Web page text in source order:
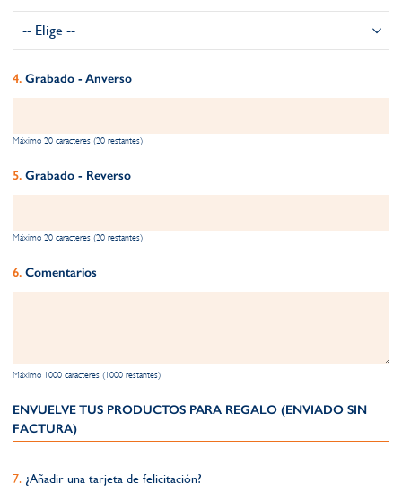
Grabado - Anverso
Máximo 20 caracteres (20 restantes)
Grabado - Reverso
Máximo 20 caracteres (20 restantes)
Comentarios
Máximo 1000 caracteres (1000 restantes)
ENVUELVE TUS PRODUCTOS PARA REGALO (ENVIADO SIN
FACTURA)
¿Añadir una tarjeta de felicitación?